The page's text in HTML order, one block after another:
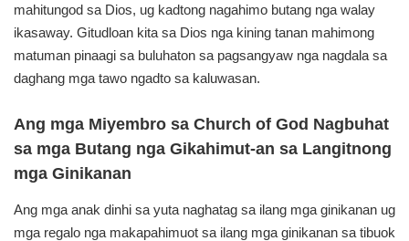
mahitungod sa Dios, ug kadtong nagahimo butang nga walay
ikasaway. Gitudloan kita sa Dios nga kining tanan mahimong
matuman pinaagi sa buluhaton sa pagsangyaw nga nagdala sa
daghang mga tawo ngadto sa kaluwasan.
Ang mga Miyembro sa Church of God Nagbuhat
sa mga Butang nga Gikahimut-an sa Langitnong
mga Ginikanan
Ang mga anak dinhi sa yuta naghatag sa ilang mga ginikanan ug
mga regalo nga makapahimuot sa ilang mga ginikanan sa tibuok